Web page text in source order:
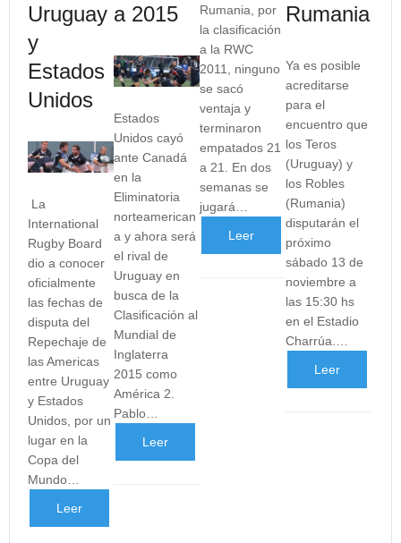
Uruguay
y
Estados
Unidos
La
International
Rugby Board
dio a conocer
oficialmente
las fechas de
disputa del
Repechaje de
las Americas
entre Uruguay
y Estados
Unidos, por un
lugar en la
Copa del
Mundo…
Leer
a 2015
Estados
Unidos cayó
ante Canadá
en la
Eliminatoria
norteamerican
a y ahora será
el rival de
Uruguay en
busca de la
Clasificación al
Mundial de
Inglaterra
2015 como
América 2.
Pablo…
Leer
Rumania, por
la clasificación
a la RWC
2011, ninguno
se sacó
ventaja y
terminaron
empatados 21
a 21. En dos
semanas se
jugará…
Leer
Rumania
Ya es posible
acreditarse
para el
encuentro que
los Teros
(Uruguay) y
los Robles
(Rumania)
disputarán el
próximo
sábado 13 de
noviembre a
las 15:30 hs
en el Estadio
Charrúa.…
Leer